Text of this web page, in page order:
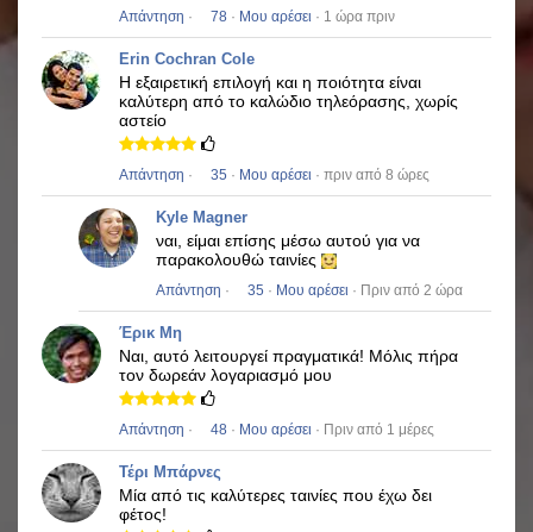
Απάντηση · 78 · Μου αρέσει · 1 ώρα πριν
Erin Cochran Cole
Η εξαιρετική επιλογή και η ποιότητα είναι
καλύτερη από το καλώδιο τηλεόρασης, χωρίς
αστείο
Απάντηση · 35 · Μου αρέσει · πριν από 8 ώρες
Kyle Magner
ναι, είμαι επίσης μέσω αυτού για να
παρακολουθώ ταινίες
Απάντηση · 35 · Μου αρέσει · Πριν από 2 ώρα
Έρικ Μη
Ναι, αυτό λειτουργεί πραγματικά! Μόλις πήρα
τον δωρεάν λογαριασμό μου
Απάντηση · 48 · Μου αρέσει · Πριν από 1 μέρες
Τέρι Μπάρνες
Μία από τις καλύτερες ταινίες που έχω δει
φέτος!